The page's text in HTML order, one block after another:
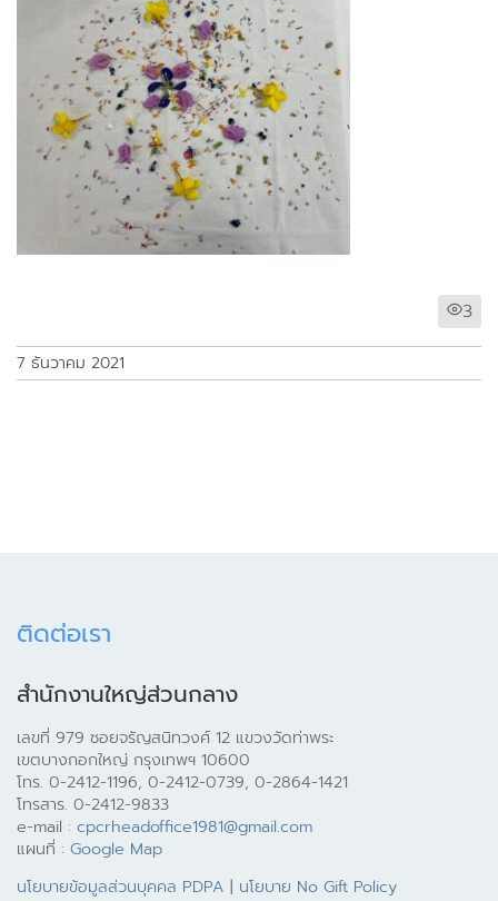
3
7 ธันวาคม 2021
ติดต่อเรา
สำนักงานใหญ่ส่วนกลาง
เลขที่ 979 ซอยจรัญสนิทวงศ์ 12 แขวงวัดท่าพระ
เขตบางกอกใหญ่ กรุงเทพฯ 10600
โทร. 0-2412-1196, 0-2412-0739, 0-2864-1421
โทรสาร. 0-2412-9833
e-mail : cpcrheadoffice1981@gmail.com
แผนที่ : Google Map
นโยบายข้อมูลส่วนบุคคล PDPA | นโยบาย No Gift Policy